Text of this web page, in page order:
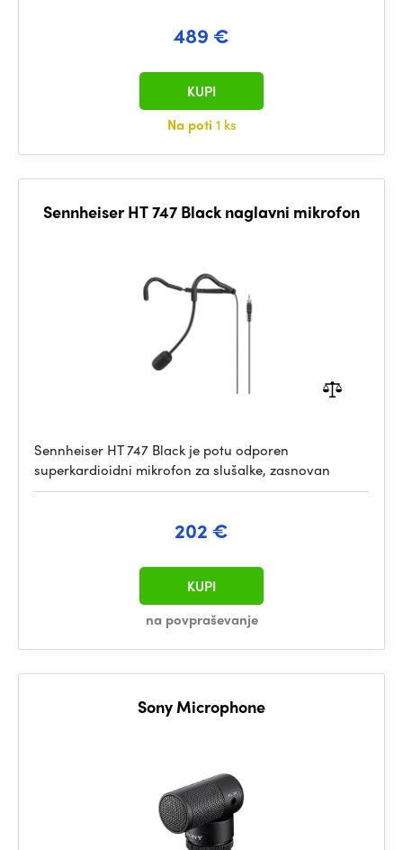
489 €
Na poti 1 ks
KUPI
Sennheiser HT 747 Black naglavni mikrofon
Sennheiser HT 747 Black je potu odporen
superkardioidni mikrofon za slušalke, zasnovan
202 €
na povpraševanje
KUPI
Sony Microphone